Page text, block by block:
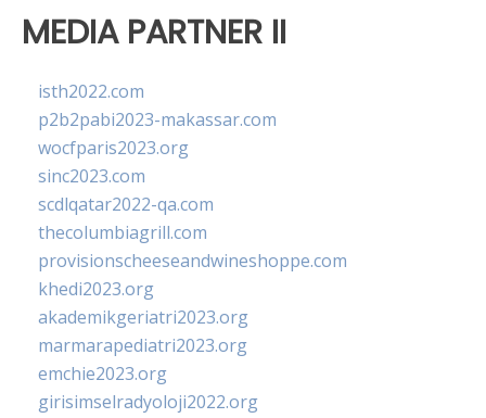
MEDIA PARTNER II
isth2022.com
p2b2pabi2023-makassar.com
wocfparis2023.org
sinc2023.com
scdlqatar2022-qa.com
thecolumbiagrill.com
provisionscheeseandwineshoppe.com
khedi2023.org
akademikgeriatri2023.org
marmarapediatri2023.org
emchie2023.org
girisimselradyoloji2022.org